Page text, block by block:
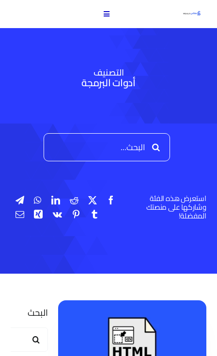
content
Toggle
Navigation
بدائلك وخياراتك
التصنيف
أدوات البرمجة
البحث
عن:
استعرض هذه الفئة
وشاركها على منصتك
المفضلة!
البحث
البحث
عن: